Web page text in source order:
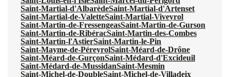
Saint-Martial-d'AlbarèdeSaint-Martial-d'Artenset
Saint-Martial-de-ValetteSaint-Martial-Viveyrol
Saint-Martin-de-FressengeasSaint-Martin-de-Gurson
Saint-Martin-de-RibéracSaint-Martin-des-Combes
Saint-Martin-l'AstierSaint-Martin-le-Pin
Saint-Mayme-de-PéreyrolSaint-Méard-de-Drône
Saint-Méard-de-GurçonSaint-Médard-d'Excideuil
Saint-Médard-de-MussidanSaint-Mesmin
Saint-Michel-de-DoubleSaint-Michel-de-Villadeix